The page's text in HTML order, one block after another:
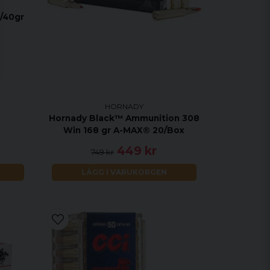
40gr
HORNADY
Hornady Black™ Ammunition 308
Win 168 gr A-MAX® 20/Box
749 kr 449 kr
LÄGG I VARUKORGEN